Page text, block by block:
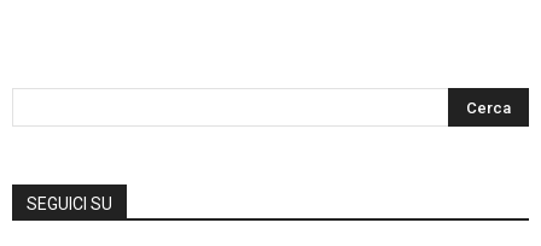
SEGUICI SU